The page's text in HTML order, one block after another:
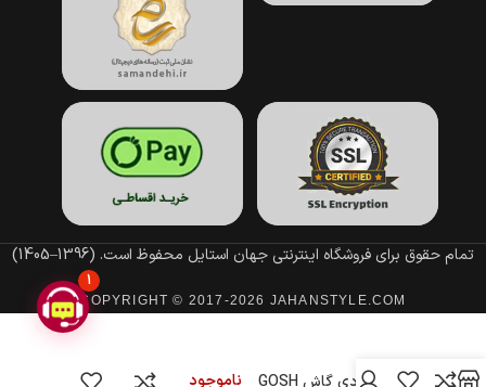
تمام حقوق برای فروشگاه اینترنتی جهان استایل محفوظ است. (1396–1405)
COPYRIGHT © 2017-2026 JAHANSTYLE.COM
رژ لب مدادی گاش GOSH ناموجود
1